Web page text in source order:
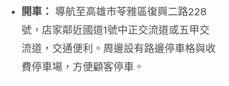
開車： 導航至高雄市苓雅區復興二路228
號，店家鄰近國道1號中正交流道或五甲交
流道，交通便利。周邊設有路邊停車格與收
費停車場，方便顧客停車。